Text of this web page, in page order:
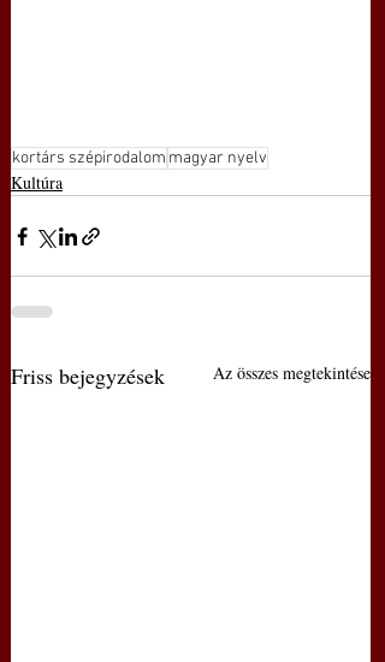
kortárs szépirodalom magyar nyelv
Kultúra
Friss bejegyzések Az összes megtekintése